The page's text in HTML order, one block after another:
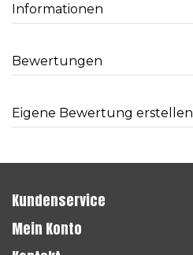
Informationen
Bewertungen
Eigene Bewertung erstellen
Kundenservice
Mein Konto